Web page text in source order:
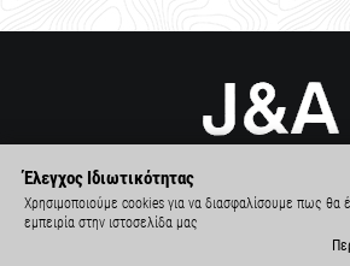
Έλεγχος Ιδιωτικότητας
Χρησιμοποιούμε cookies για να διασφαλίσουμε πως θα
εμπειρία στην ιστοσελίδα μας